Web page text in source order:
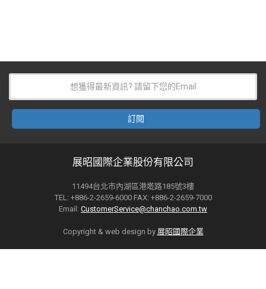
展昭國際企業股份有限公司
11494台北市內湖區港墘路185號3樓
TEL: +886-2-2659-6000 FAX: +886-2-2659-7000
Email: CustomerService@chanchao.com.tw
Copyright & web design by 展昭國際企業